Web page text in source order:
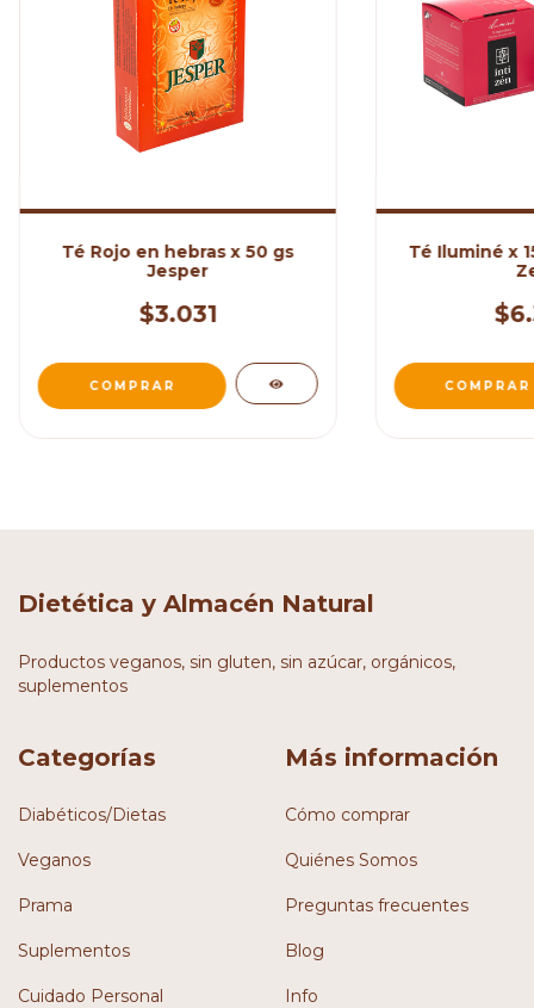
Té Rojo en hebras x 50 gs
Jesper
$3.031
Té Iluminé x
Dietética y Almacén Natural
Productos veganos, sin gluten, sin azúcar, orgánicos,
suplementos
Categorías
Diabéticos/Dietas
Veganos
Prama
Suplementos
Cuidado Personal
Más información
Cómo comprar
Quiénes Somos
Preguntas frecuentes
Blog
Info